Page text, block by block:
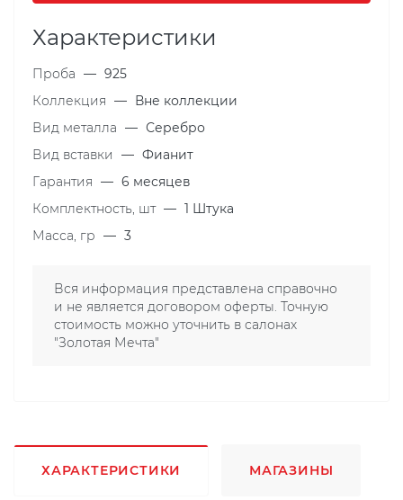
Характеристики
Проба — 925
Коллекция — Вне коллекции
Вид металла — Серебро
Вид вставки
— Фианит
Гарантия — 6 месяцев
Комплектность, шт — 1 Штука
Масса, гр — 3
Вся информация представлена справочно
и не является договором оферты. Точную
стоимость можно уточнить в салонах
"Золотая Мечта"
ХАРАКТЕРИСТИКИ МАГАЗИНЫ